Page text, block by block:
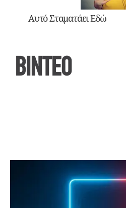
Αυτό Σταματάει Εδώ
ΒΙΝΤΕΟ